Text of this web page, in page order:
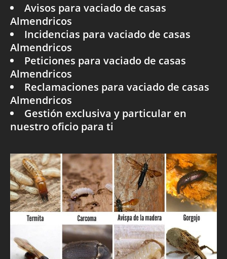
Avisos para vaciado de casas
Almendricos
Incidencias para vaciado de casas
Almendricos
Peticiones para vaciado de casas
Almendricos
Reclamaciones para vaciado de casas
Almendricos
Gestión exclusiva y particular en
nuestro oficio para ti